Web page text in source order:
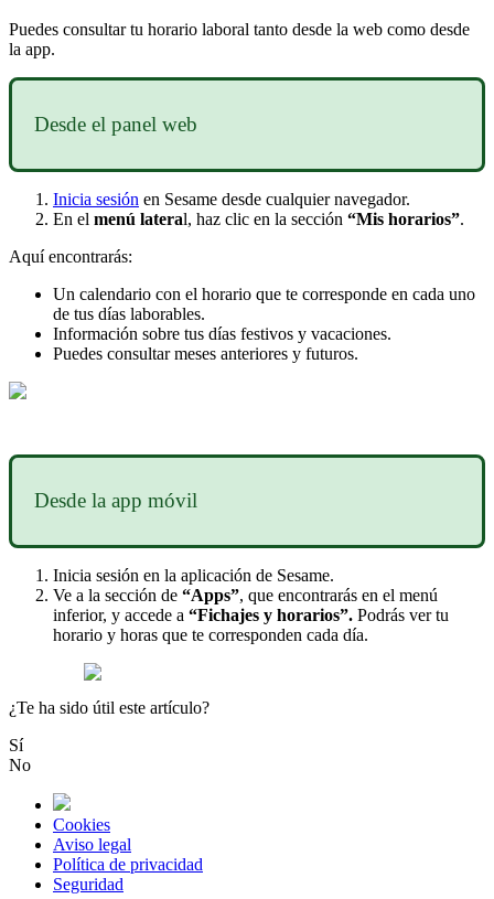
Puedes consultar tu horario laboral tanto desde la web como desde
la app.
Desde el panel web
Inicia sesión en Sesame desde cualquier navegador.
En el menú lateral, haz clic en la sección “Mis horarios”.
Aquí encontrarás:
Un calendario con el horario que te corresponde en cada uno
de tus días laborables.
Información sobre tus días festivos y vacaciones.
Puedes consultar meses anteriores y futuros.
Desde la app móvil
Inicia sesión en la aplicación de Sesame.
Ve a la sección de “Apps”, que encontrarás en el menú
inferior, y accede a “Fichajes y horarios”. Podrás ver tu
horario y horas que te corresponden cada día.
¿Te ha sido útil este artículo?
Sí
No
Cookies
Aviso legal
Política de privacidad
Seguridad